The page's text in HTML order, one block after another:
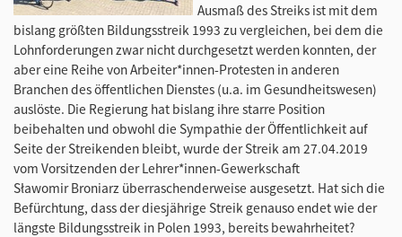
Ausmaß des Streiks ist mit dem
bislang größten Bildungsstreik 1993 zu vergleichen, bei dem die
Lohnforderungen zwar nicht durchgesetzt werden konnten, der
aber eine Reihe von Arbeiter*innen-Protesten in anderen
Branchen des öffentlichen Dienstes (u.a. im Gesundheitswesen)
auslöste. Die Regierung hat bislang ihre starre Position
beibehalten und obwohl die Sympathie der Öffentlichkeit auf
Seite der Streikenden bleibt, wurde der Streik am 27.04.2019
vom Vorsitzenden der Lehrer*innen-Gewerkschaft
Sławomir Broniarz überraschenderweise ausgesetzt. Hat sich die
Befürchtung, dass der diesjährige Streik genauso endet wie der
längste Bildungsstreik in Polen 1993, bereits bewahrheitet?